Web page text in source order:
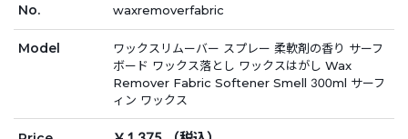
No. waxremoverfabric
Model
ワックスリムーバー スプレー 柔軟剤の香り サーフ
ボード ワックス落とし ワックスはがし Wax
Remover Fabric Softener Smell 300ml サーフ
ィン ワックス